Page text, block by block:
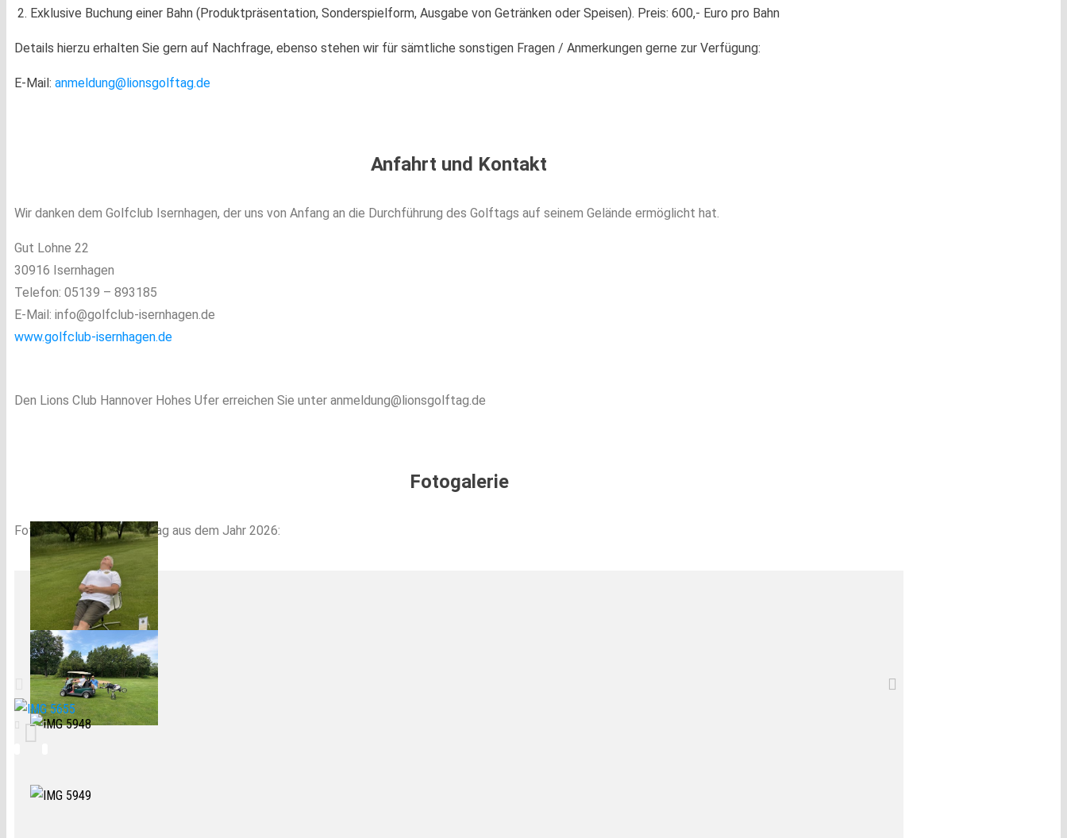
Exklusive Buchung einer Bahn (Produktpräsentation, Sonderspielform, Ausgabe von Getränken oder Speisen). Preis: 600,- Euro pro Bahn
Details hierzu erhalten Sie gern auf Nachfrage, ebenso stehen wir für sämtliche sonstigen Fragen / Anmerkungen gerne zur Verfügung:
E-Mail: anmeldung@lionsgolftag.de
Anfahrt und Kontakt
Wir danken dem Golfclub Isernhagen, der uns von Anfang an die Durchführung des Golftags auf seinem Gelände ermöglicht hat.
Gut Lohne 22
30916 Isernhagen
Telefon: 05139 – 893185
E-Mail: info@golfclub-isernhagen.de
www.golfclub-isernhagen.de
Den Lions Club Hannover Hohes Ufer erreichen Sie unter anmeldung@lionsgolftag.de
Fotogalerie
Fotos vom 12. Lionsgolftag aus dem Jahr 2026: